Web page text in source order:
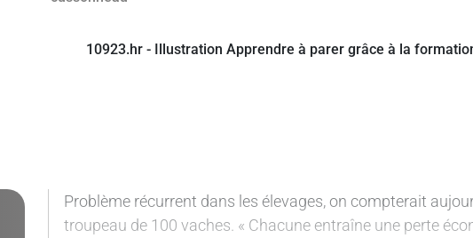
Problème récurrent dans les élevages, on compterait
troupeau de 100 vaches. « Chacune entraîne une perte